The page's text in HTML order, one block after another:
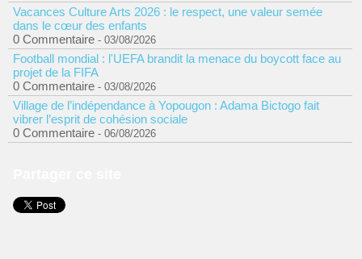
Vacances Culture Arts 2026 : le respect, une valeur semée
dans le cœur des enfants
0 Commentaire - 03/08/2026
Football mondial : l'UEFA brandit la menace du boycott face au
projet de la FIFA
0 Commentaire - 03/08/2026
Village de l’indépendance à Yopougon : Adama Bictogo fait
vibrer l’esprit de cohésion sociale
0 Commentaire - 06/08/2026